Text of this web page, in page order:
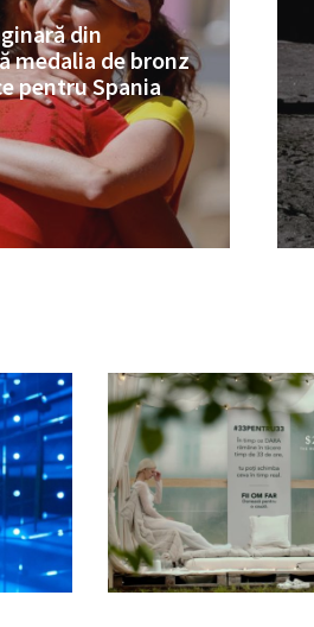
din
medalia de bronz
pentru Spania